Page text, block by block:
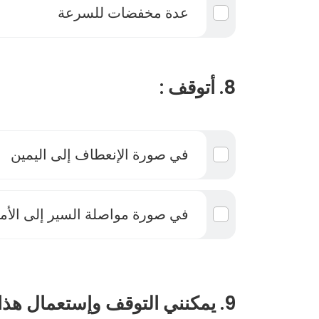
عدة مخفضات للسرعة
8. أتوقف :
في صورة الإنعطاف إلى اليمين
في صورة مواصلة السير إلى
9. يمكنني التوقف وإستعمال هذا الهاتف: